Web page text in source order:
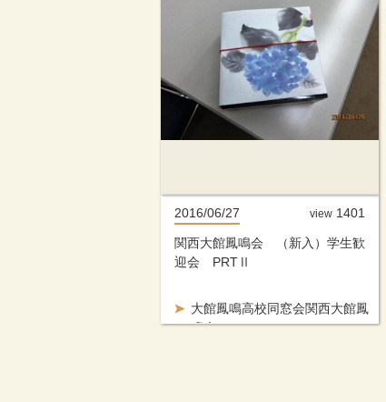
2016/06/27
大館鳳鳴高校同窓会関西大館鳳
鳴会
関西大館鳳鳴会 （新入）学生歓
迎会 PRTⅡ
view 1401